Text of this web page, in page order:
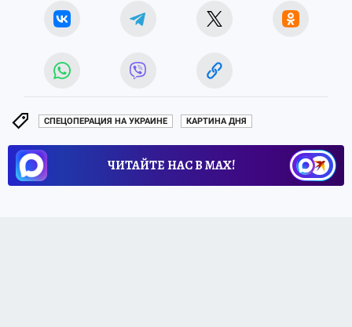
СПЕЦОПЕРАЦИЯ НА УКРАИНЕ КАРТИНА ДНЯ
ЧИТАЙТЕ НАС В МАХ!